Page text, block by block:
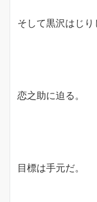
そして黒沢はじり
恋之助に迫る。
目標は手元だ。